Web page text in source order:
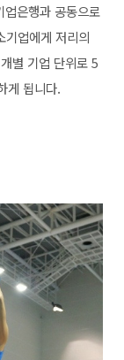
은행과 공동으로
업에게 저리의
별 기업 단위로 5
게 됩니다.